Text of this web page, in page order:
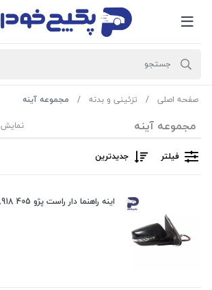
صفحه اصلی تزئینی و بدنه مجموعه آینه
مجموعه آینه نمایش 1 تا 48 از 53 محصول
فیلتر جدیدترین
اینه راهنما دار راست پژو 405 408918 جی ای اس پی